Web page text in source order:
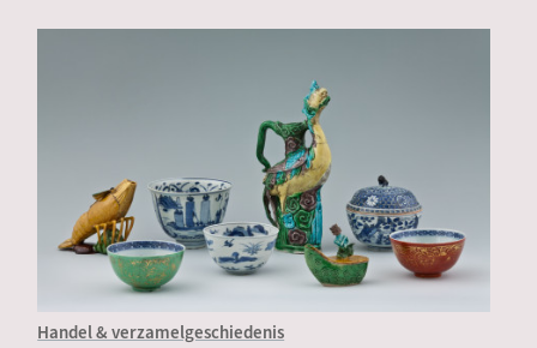
Handel & verzamelgeschiedenis